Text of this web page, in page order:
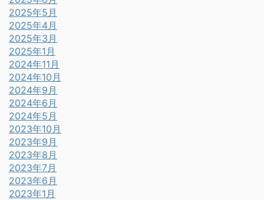
2025年5月
2025年4月
2025年3月
2025年1月
2024年11月
2024年10月
2024年9月
2024年6月
2024年5月
2023年10月
2023年9月
2023年8月
2023年7月
2023年6月
2023年1月